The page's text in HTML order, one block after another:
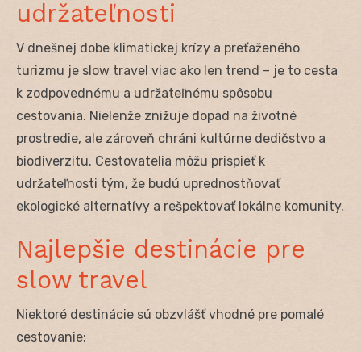
udržateľnosti
V dnešnej dobe klimatickej krízy a preťaženého
turizmu je slow travel viac ako len trend – je to cesta
k zodpovednému a udržateľnému spôsobu
cestovania. Nielenže znižuje dopad na životné
prostredie, ale zároveň chráni kultúrne dedičstvo a
biodiverzitu. Cestovatelia môžu prispieť k
udržateľnosti tým, že budú uprednostňovať
ekologické alternatívy a rešpektovať lokálne komunity.
Najlepšie destinácie pre
slow travel
Niektoré destinácie sú obzvlášť vhodné pre pomalé
cestovanie: